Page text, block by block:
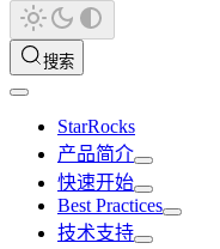
搜索
StarRocks
产品简介
快速开始
Best Practices
技术支持